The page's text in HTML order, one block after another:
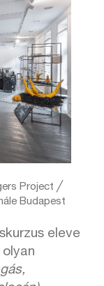
Project ╱
Budapest
eleve